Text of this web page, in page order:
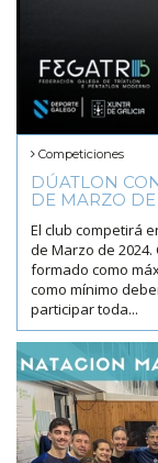
Competiciones
DÚATLON
DE MARZO
El club competirá
de Marzo de
formado como
como mínimo
participar toda...